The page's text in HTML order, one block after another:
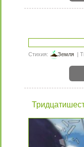
Стихия: Земля |